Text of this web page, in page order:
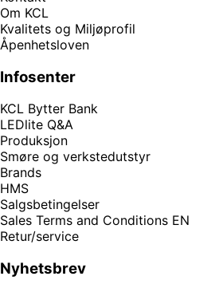
Om KCL
Kvalitets og Miljøprofil
Åpenhetsloven
Infosenter
KCL Bytter Bank
LEDlite Q&A
Produksjon
Smøre og verkstedutstyr
Brands
HMS
Salgsbetingelser
Sales Terms and Conditions EN
Retur/service
Nyhetsbrev